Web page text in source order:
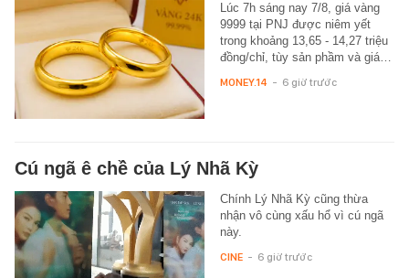
Lúc 7h sáng nay 7/8, giá vàng
9999 tại PNJ được niêm yết
trong khoảng 13,65 - 14,27 triệu
đồng/chỉ, tùy sản phầm và giá…
MONEY.14 - 6 giờ trước
Cú ngã ê chề của Lý Nhã Kỳ
Chính Lý Nhã Kỳ cũng thừa
nhận vô cùng xấu hổ vì cú ngã
này.
CINE - 6 giờ trước